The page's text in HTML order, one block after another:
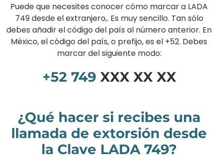
Puede que necesites conocer cómo marcar a LADA
749 desde el extranjero,. Es muy sencillo. Tan sólo
debes añadir el código del país al número anterior. En
México, el código del país, o prefijo, es el +52. Debes
marcar del siguiente modo:
+52 749 XXX XX XX
¿Qué hacer si recibes una
llamada de extorsión desde
la Clave LADA 749?